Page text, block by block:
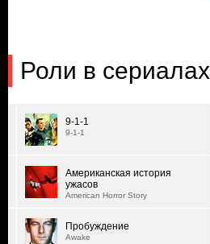
Роли в сериалах
9-1-1
9-1-1
Американская история
ужасов
American Horror Story
Пробуждение
Awake